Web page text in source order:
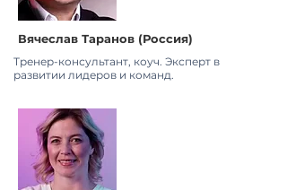
Вячеслав Таранов (Россия)
Тренер-консультант, коуч. Эксперт в
развитии лидеров и команд.